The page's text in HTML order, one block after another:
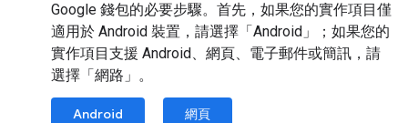
Google 錢包的必要步驟。首先，如果您的實作項目僅
適用於 Android 裝置，請選擇「Android」；如果您的
實作項目支援 Android、網頁、電子郵件或簡訊，請
選擇「網路」。
Android 網頁